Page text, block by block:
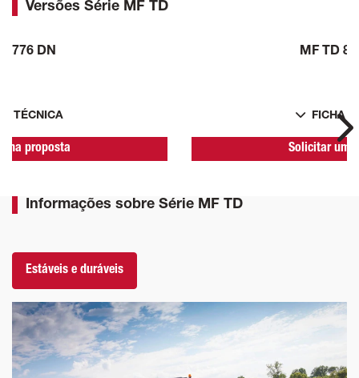
Versões Série MF TD
776 DN
TÉCNICA
proposta
MF TD
FICHA
Solicitar
Informações sobre Série MF TD
Estáveis e duráveis